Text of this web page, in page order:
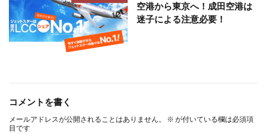
空港から東京へ！成田空港は
迷子による注意必要！
コメントを書く
メールアドレスが公開されることはありません。 ※ が付いている欄は必須項
目です